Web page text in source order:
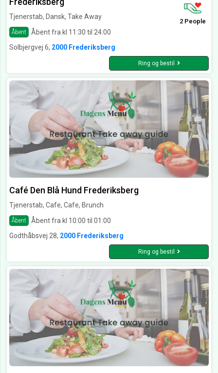
Tjenerstab, Dansk, Take Away
Åbent Åbent fra kl 11:30 til 24:00
2 People
Solbjergvej 6, 2000 Frederiksberg
Ring og bestil
Café Den Blå Hund Frederiksberg
Tjenerstab, Cafe, Cafe, Brunch
Åbent
Åbent fra kl 10:00 til 01:00
Godthåbsvej 28, 2000 Frederiksberg
Ring og bestil